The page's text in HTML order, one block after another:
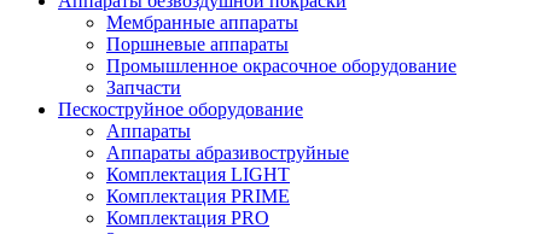
Мембранные аппараты
Поршневые аппараты
Промышленное окрасочное оборудование
Запчасти
Пескоструйное оборудование
Аппараты
Аппараты абразивоструйные
Комплектация LIGHT
Комплектация PRIME
Комплектация PRO